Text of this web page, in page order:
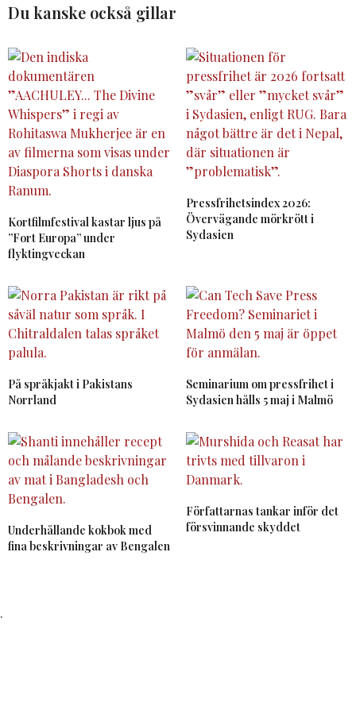
Du kanske också gillar
Kortfilmfestival kastar ljus på
”Fort Europa” under
flyktingveckan
Pressfrihetsindex 2026:
Övervägande mörkrött i
Sydasien
På språkjakt i Pakistans
Norrland
Seminarium om pressfrihet i
Sydasien hålls 5 maj i Malmö
Underhållande kokbok med
fina beskrivningar av Bengalen
Författarnas tankar inför det
försvinnande skyddet
.